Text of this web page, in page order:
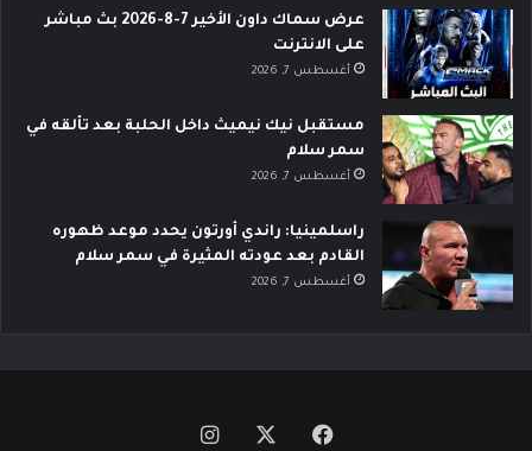
عرض سماك داون الأخير 7-8-2026 بث مباشر
على الانترنت
أغسطس 7, 2026
مستقبل نيك نيميث داخل الحلبة بعد تألقه في
سمر سلام
أغسطس 7, 2026
راسلمينيا: راندي أورتون يحدد موعد ظهوره
القادم بعد عودته المثيرة في سمر سلام
أغسطس 7, 2026
فيسبوك